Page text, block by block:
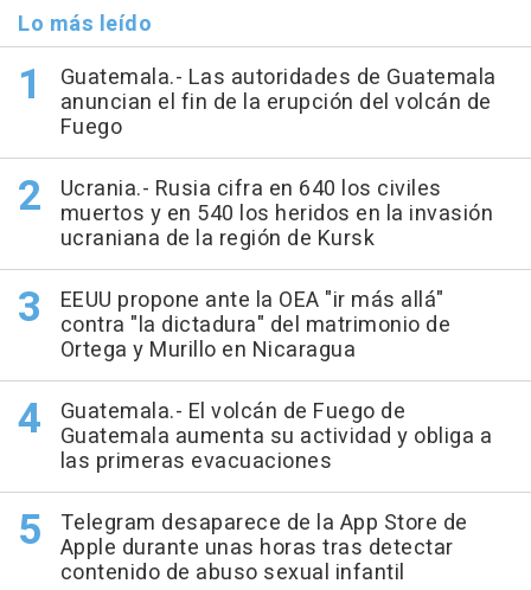
Lo más leído
Guatemala.- Las autoridades de Guatemala
anuncian el fin de la erupción del volcán de
Fuego
Ucrania.- Rusia cifra en 640 los civiles
muertos y en 540 los heridos en la invasión
ucraniana de la región de Kursk
EEUU propone ante la OEA "ir más allá"
contra "la dictadura" del matrimonio de
Ortega y Murillo en Nicaragua
Guatemala.- El volcán de Fuego de
Guatemala aumenta su actividad y obliga a
las primeras evacuaciones
Telegram desaparece de la App Store de
Apple durante unas horas tras detectar
contenido de abuso sexual infantil